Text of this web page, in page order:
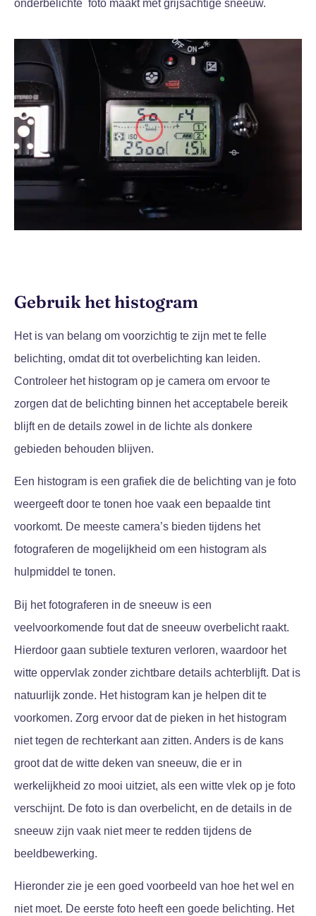
onderbelichte foto maakt met grijsachtige sneeuw.
Gebruik het histogram
Het is van belang om voorzichtig te zijn met te felle
belichting, omdat dit tot overbelichting kan leiden.
Controleer het histogram op je camera om ervoor te
zorgen dat de belichting binnen het acceptabele bereik
blijft en de details zowel in de lichte als donkere
gebieden behouden blijven.
Een histogram is een grafiek die de belichting van je foto
weergeeft door te tonen hoe vaak een bepaalde tint
voorkomt. De meeste camera’s bieden tijdens het
fotograferen de mogelijkheid om een histogram als
hulpmiddel te tonen.
Bij het fotograferen in de sneeuw is een
veelvoorkomende fout dat de sneeuw overbelicht raakt.
Hierdoor gaan subtiele texturen verloren, waardoor het
witte oppervlak zonder zichtbare details achterblijft. Dat is
natuurlijk zonde. Het histogram kan je helpen dit te
voorkomen. Zorg ervoor dat de pieken in het histogram
niet tegen de rechterkant aan zitten. Anders is de kans
groot dat de witte deken van sneeuw, die er in
werkelijkheid zo mooi uitziet, als een witte vlek op je foto
verschijnt. De foto is dan overbelicht, en de details in de
sneeuw zijn vaak niet meer te redden tijdens de
beeldbewerking.
Hieronder zie je een goed voorbeeld van hoe het wel en
niet moet. De eerste foto heeft een goede belichting. Het